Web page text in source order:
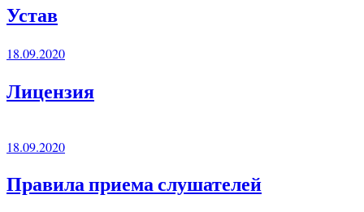
Устав
18.09.2020
Лицензия
18.09.2020
Правила приема слушателей